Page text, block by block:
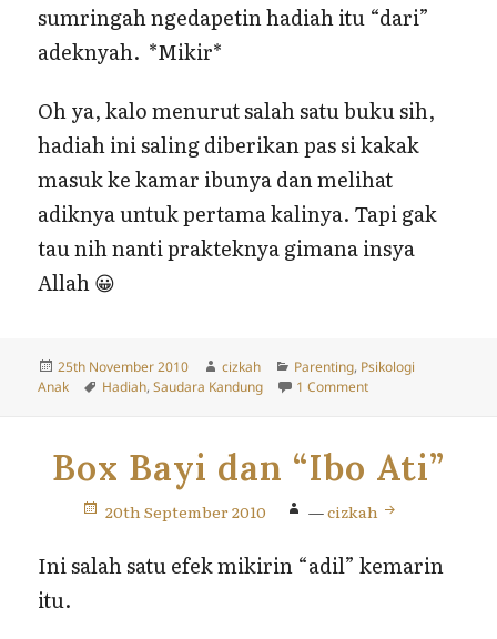
sumringah ngedapetin hadiah itu “dari”
adeknyah. *Mikir*
Oh ya, kalo menurut salah satu buku sih,
hadiah ini saling diberikan pas si kakak
masuk ke kamar ibunya dan melihat
adiknya untuk pertama kalinya. Tapi gak
tau nih nanti prakteknya gimana insya
Allah 😀
Posted
on
25th November 2010 Author
cizkah Categories
Parenting, Psikologi
Anak
Tags
Hadiah,Saudara Kandung 1 Commenton Saling Memberi
Box Bayi dan “Ibo Ati”
20th September 2010 —cizkah
Ini salah satu efek mikirin “adil” kemarin
itu.